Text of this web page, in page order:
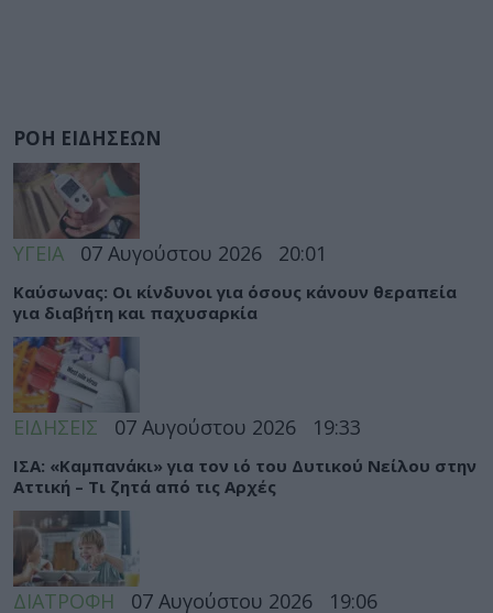
ΡΟΗ ΕΙΔΗΣΕΩΝ
ΥΓΕΙΑ 07 Αυγούστου 2026 20:01
Καύσωνας: Οι κίνδυνοι για όσους κάνουν θεραπεία
για διαβήτη και παχυσαρκία
ΕΙΔΗΣΕΙΣ 07 Αυγούστου 2026 19:33
ΙΣΑ: «Καμπανάκι» για τον ιό του Δυτικού Νείλου στην
Αττική – Τι ζητά από τις Αρχές
ΔΙΑΤΡΟΦΗ 07 Αυγούστου 2026 19:06